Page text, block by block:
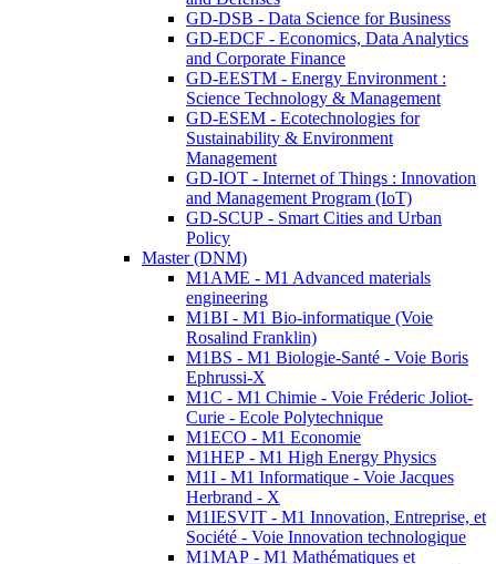
GD-DSB - Data Science for Business
GD-EDCF - Economics, Data Analytics
and Corporate Finance
GD-EESTM - Energy Environment :
Science Technology & Management
GD-ESEM - Ecotechnologies for
Sustainability & Environment
Management
GD-IOT - Internet of Things : Innovation
and Management Program (IoT)
GD-SCUP - Smart Cities and Urban
Policy
Master (DNM)
M1AME - M1 Advanced materials
engineering
M1BI - M1 Bio-informatique (Voie
Rosalind Franklin)
M1BS - M1 Biologie-Santé - Voie Boris
Ephrussi-X
M1C - M1 Chimie - Voie Fréderic Joliot-
Curie - Ecole Polytechnique
M1ECO - M1 Economie
M1HEP - M1 High Energy Physics
M1I - M1 Informatique - Voie Jacques
Herbrand - X
M1IESVIT - M1 Innovation, Entreprise, et
Société - Voie Innovation technologique
M1MAP - M1 Mathématiques et